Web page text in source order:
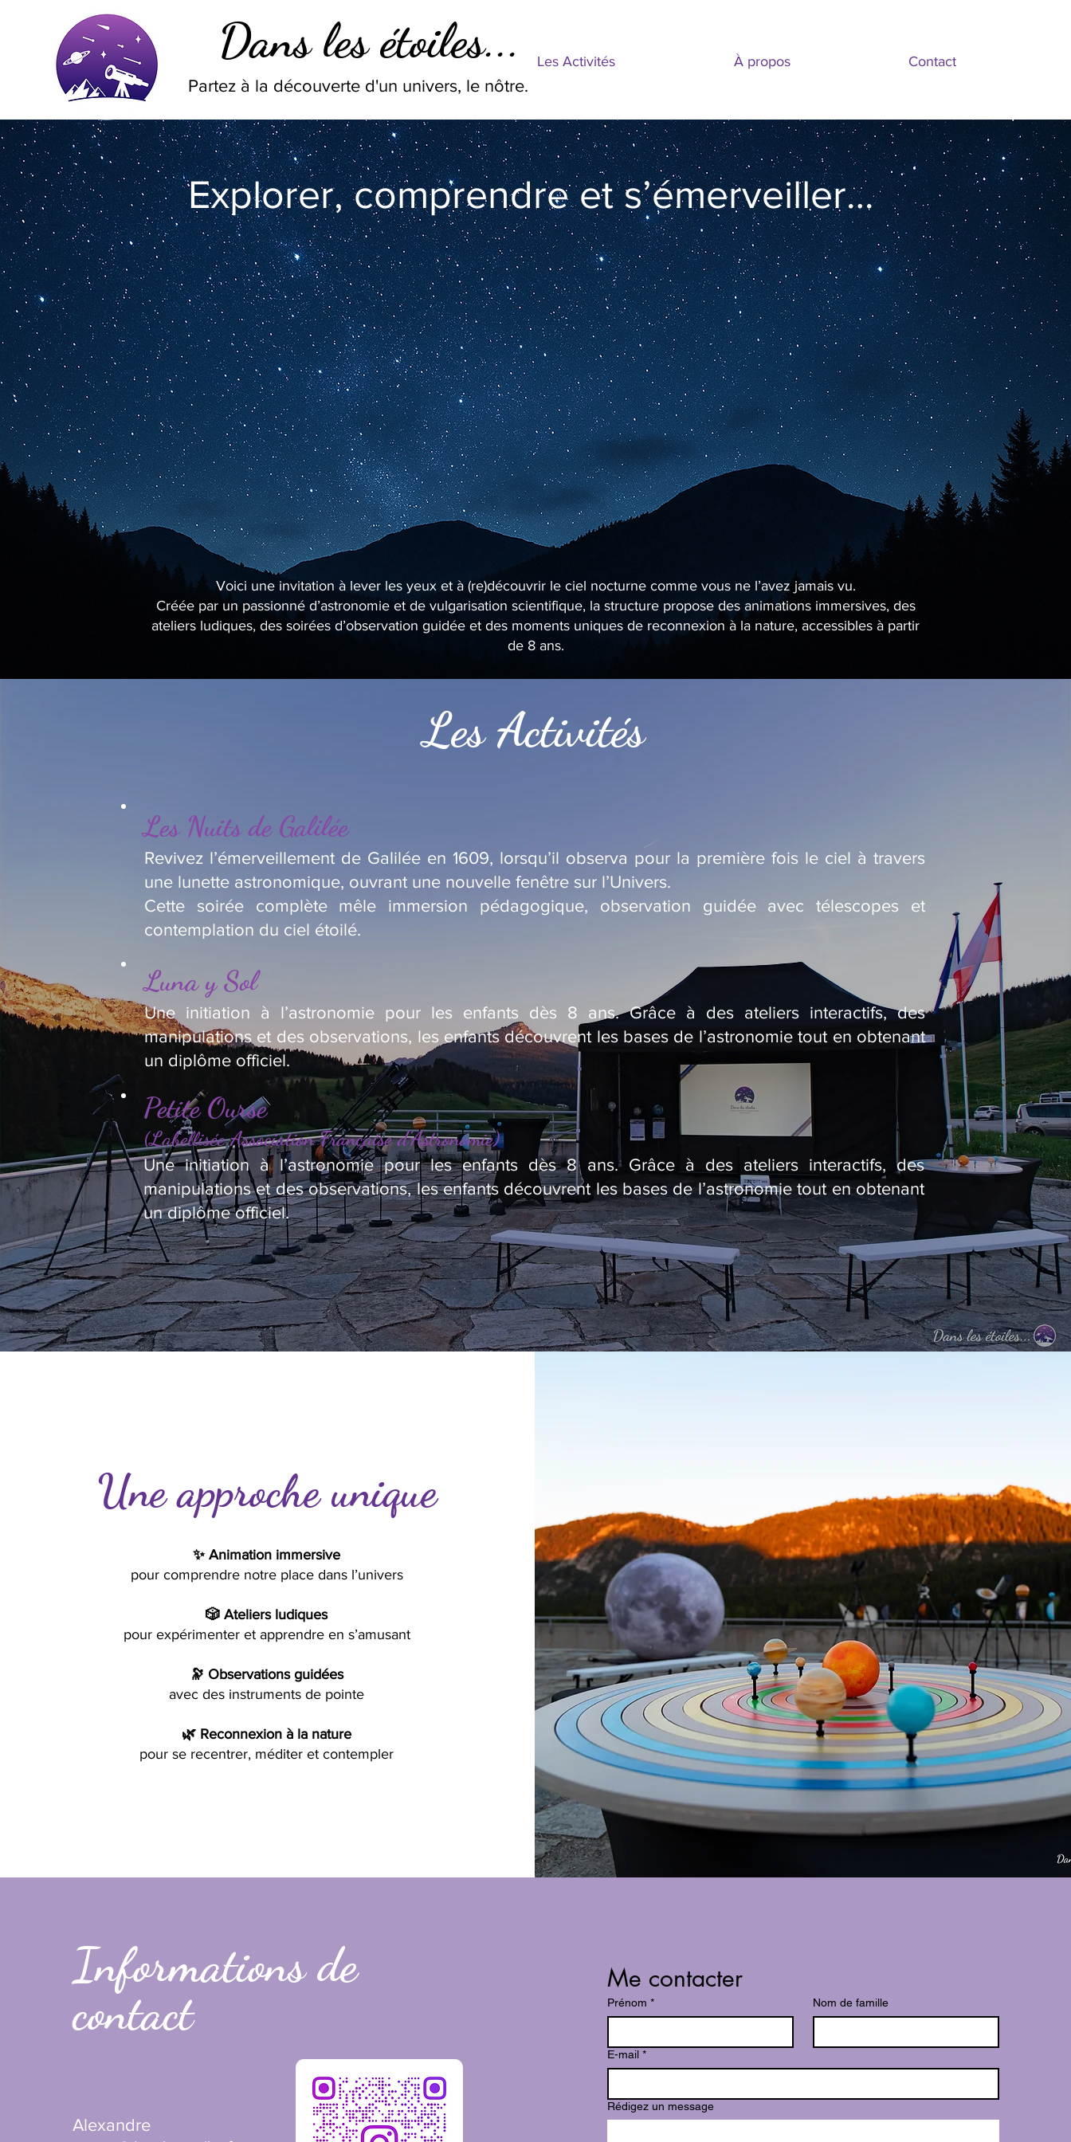
Dans les étoiles...
Partez à la découverte d'un univers, le nôtre.
Les Activités À propos Contact
Explorer, comprendre et s’émerveiller…
Voici une invitation à lever les yeux et à (re)découvrir le ciel nocturne comme vous ne l’avez jamais vu.
Créée par un passionné d’astronomie et de vulgarisation scientifique, la structure propose des animations immersives, des
ateliers ludiques, des soirées d’observation guidée et des moments uniques de reconnexion à la nature, accessibles à partir
de 8 ans.
Les Activités
Les Nuits de Galilée
Revivez l’émerveillement de Galilée en 1609, lorsqu’il observa pour la première fois le ciel à travers
une lunette astronomique, ouvrant une nouvelle fenêtre sur l’Univers.
Cette soirée complète mêle immersion pédagogique, observation guidée avec télescopes et
contemplation du ciel étoilé.
Luna y Sol
Une initiation à l’astronomie pour les enfants dès 8 ans. Grâce à des ateliers interactifs, des
manipulations et des observations, les enfants découvrent les bases de l’astronomie tout en obtenant
un diplôme officiel.
Petite Ourse
(Labellisée Association Française d’Astronomie)
Une initiation à l’astronomie pour les enfants dès 8 ans. Grâce à des ateliers interactifs, des
manipulations et des observations, les enfants découvrent les bases de l’astronomie tout en obtenant
un diplôme officiel.
Une approche unique
✨ Animation immersive
pour comprendre notre place dans l’univers
🎲 Ateliers ludiques
pour expérimenter et apprendre en s’amusant
🔭 Observations guidées
avec des instruments de pointe
🌿 Reconnexion à la nature
pour se recentrer, méditer et contempler
Informations de
contact
Alexandre
Me contacter
Prénom * Nom de famille
E-mail *
Rédigez un message